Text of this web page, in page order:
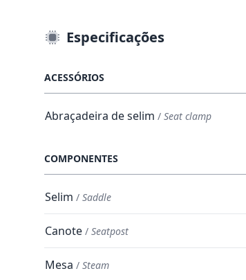
Especificações
ACESSÓRIOS
Abraçadeira de selim / Seat clamp
COMPONENTES
Selim / Saddle
Canote / Seatpost
Mesa / Steam